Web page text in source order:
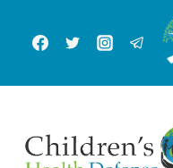
indhold